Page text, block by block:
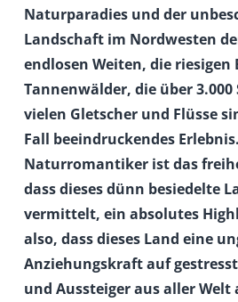
Naturparadies und der
Landschaft im Nordwesten
endlosen Weiten, die riesigen
Tannenwälder, die über 3.000
vielen Gletscher und Flüsse
Fall beeindruckendes
Naturromantiker ist das
dass dieses dünn besiedelte
vermittelt, ein absolutes
also, dass dieses Land eine
Anziehungskraft auf
und Aussteiger aus aller Welt